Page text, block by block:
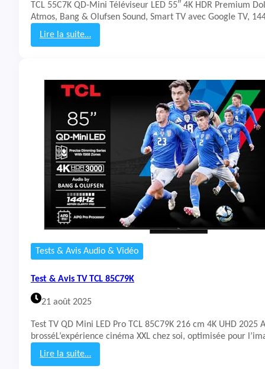
i
T
V
B
S
3
g
é
n
é
r
a
t
i
TCL 55C7K QD-Mini Téléviseur LED 55″ 4K HDR Premium
Atmos, Bang & Olufsen Sound, Smart TV avec Google TV,
Lire la suite…
:
s
t
A
v
i
s
T
V
T
C
C
7
K
Tests & Avis Audio & Vidéo
Test & Avis TV TCL 85C79K
21 août 2025
Test TV QD Mini LED Pro TCL 85C79K 216 cm 4K UHD 2025
brosséL’expérience cinéma XXL chez soi, optimisée pour
Lire la suite…
: